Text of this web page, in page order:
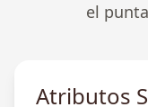
el
Atributos